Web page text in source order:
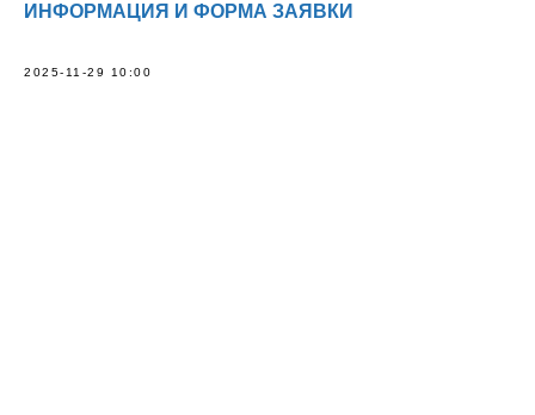
ИНФОРМАЦИЯ И ФОРМА ЗАЯВКИ
2025-11-29 10:00